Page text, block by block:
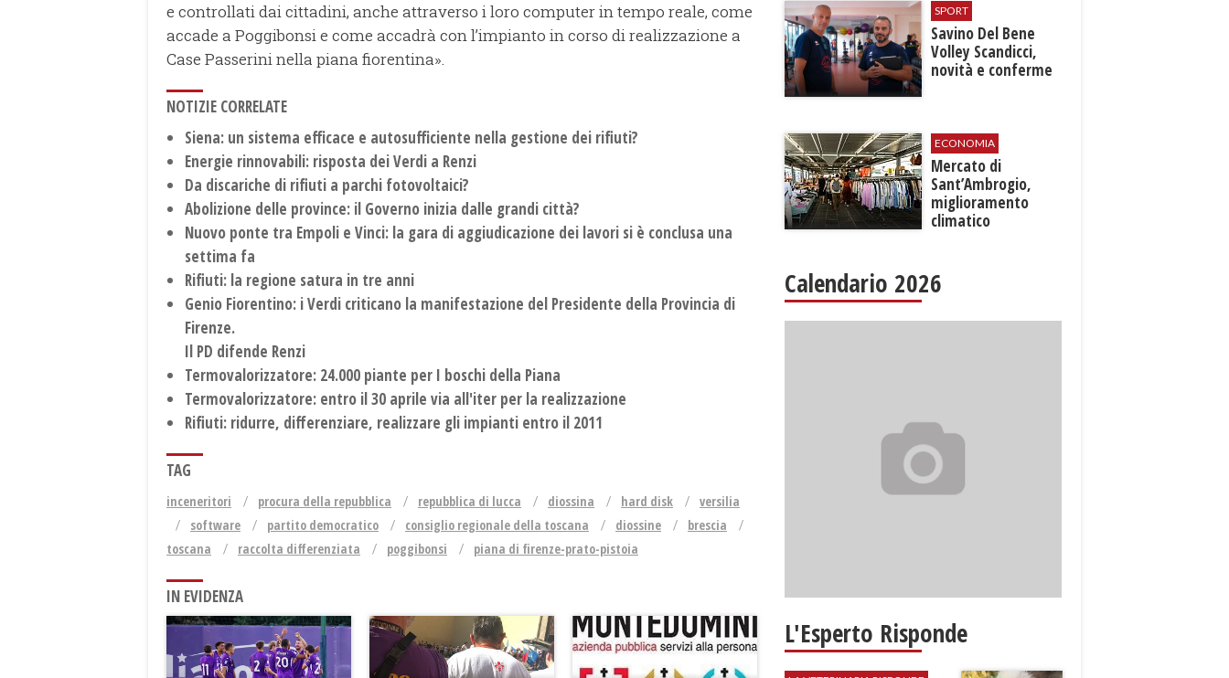
e controllati dai cittadini, anche attraverso i loro computer in tempo reale, come
accade a Poggibonsi e come accadrà con l’impianto in corso di realizzazione a
Case Passerini nella piana fiorentina».
NOTIZIE CORRELATE
Siena: un sistema efficace e autosufficiente nella gestione dei rifiuti?
Energie rinnovabili: risposta dei Verdi a Renzi
Da discariche di rifiuti a parchi fotovoltaici?
Abolizione delle province: il Governo inizia dalle grandi città?
Nuovo ponte tra Empoli e Vinci: la gara di aggiudicazione dei lavori si è conclusa una
settima fa
Rifiuti: la regione satura in tre anni
Genio Fiorentino: i Verdi criticano la manifestazione del Presidente della Provincia di
Firenze.
Il PD difende Renzi
Termovalorizzatore: 24.000 piante per I boschi della Piana
Termovalorizzatore: entro il 30 aprile via all'iter per la realizzazione
Rifiuti: ridurre, differenziare, realizzare gli impianti entro il 2011
TAG
inceneritori procura della repubblica repubblica di lucca diossina hard disk
versilia
software
partito democratico consiglio regionale della toscana diossine
brescia
toscana
raccolta differenziata poggibonsi piana di firenze-prato-pistoia
IN EVIDENZA
SPORT
Savino Del Bene
Volley Scandicci,
novità e conferme
ECONOMIA
Mercato di
Sant’Ambrogio,
miglioramento
climatico
Calendario 2026
L'Esperto Risponde